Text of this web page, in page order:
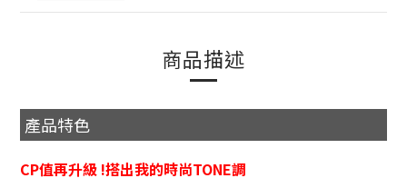
商品描述
產品特色
CP值再升級 !搭出我的時尚TONE調